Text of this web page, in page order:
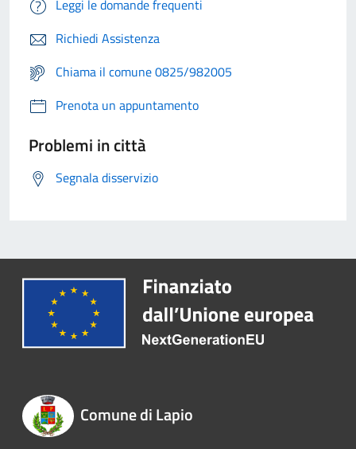
Leggi le domande frequenti
Richiedi Assistenza
Chiama il comune 0825/982005
Prenota un appuntamento
Problemi in città
Segnala disservizio
Comune di Lapio